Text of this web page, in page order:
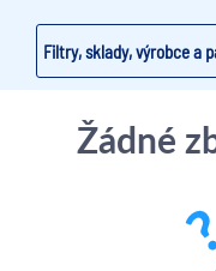
Filtry, sklady, výrobce a
Žádné